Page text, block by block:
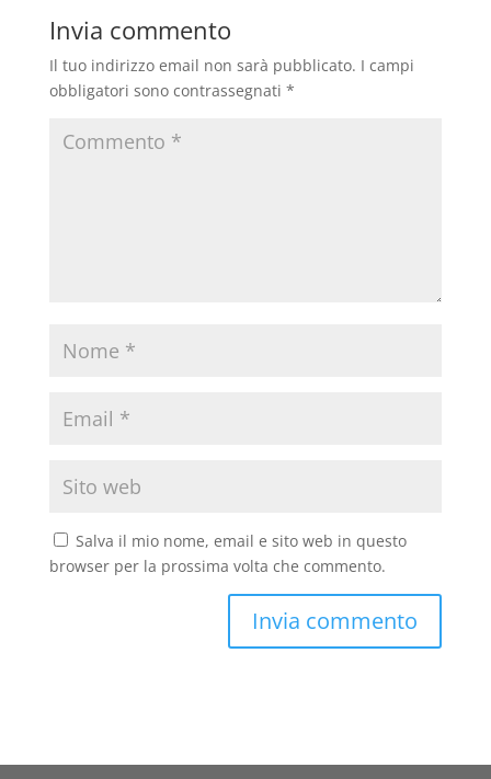
Invia commento
Il tuo indirizzo email non sarà pubblicato. I campi
obbligatori sono contrassegnati *
Salva il mio nome, email e sito web in questo
browser per la prossima volta che commento.